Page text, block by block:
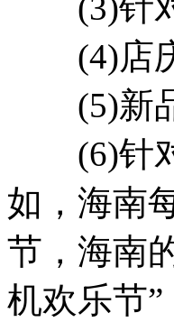
(4)店
(5)新品
(6)针对
如，海南
节，海南
机欢乐节